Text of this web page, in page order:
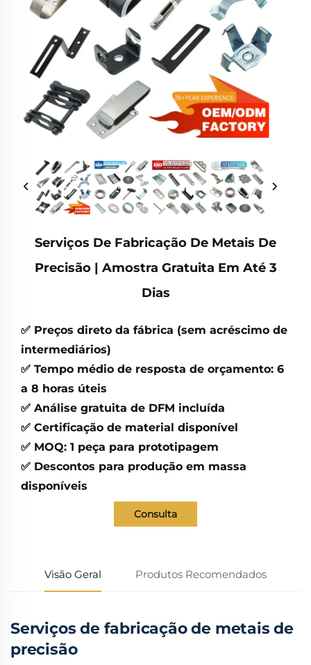
Serviços De Fabricação De Metais De
Precisão | Amostra Gratuita Em Até 3
Dias
✅ Preços direto da fábrica (sem acréscimo de
intermediários)
✅ Tempo médio de resposta de orçamento: 6
a 8 horas úteis
✅ Análise gratuita de DFM incluída
✅ Certificação de material disponível
✅ MOQ: 1 peça para prototipagem
✅ Descontos para produção em massa
disponíveis
Consulta
Visão Geral Produtos Recomendados
Serviços de fabricação de metais de
precisão